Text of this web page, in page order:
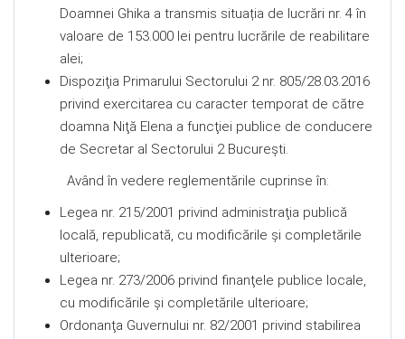
Doamnei Ghika a transmis situația de lucrări nr. 4 în
valoare de 153.000 lei pentru lucrările de reabilitare
alei;
Dispoziţia Primarului Sectorului 2 nr. 805/28.03.2016
privind exercitarea cu caracter temporat de către
doamna Niţă Elena a funcţiei publice de conducere
de Secretar al Sectorului 2 Bucureşti.
Având în vedere reglementările cuprinse în:
Legea nr. 215/2001 privind administraţia publică
locală, republicată, cu modificările şi completările
ulterioare;
Legea nr. 273/2006 privind finanţele publice locale,
cu modificările şi completările ulterioare;
Ordonanţa Guvernului nr. 82/2001 privind stabilirea